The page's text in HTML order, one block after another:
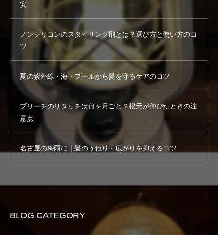
安
ノンシリコンのスタイリング剤とは？選び方と使い方のコ
ツ
夏の紫外線・海・プールから髪を守るケアのコツ
ブリーチのリタッチは何ヶ月ごと？根元が伸びたときの注
意点
名古屋の梅雨に｜髪のうねり・広がりを抑えるコツ
BLOG CATEGORY